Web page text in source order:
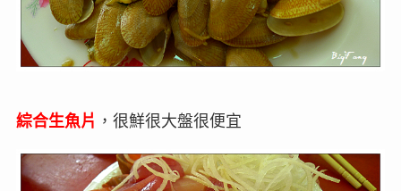
綜合生魚片 ，很鮮很大盤很便宜